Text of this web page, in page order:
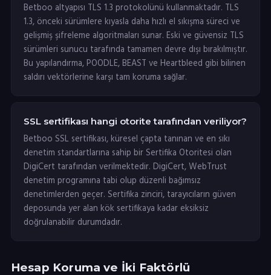
Betboo altyapısı TLS 1.3 protokolünü kullanmaktadır. TLS
1.3, önceki sürümlere kıyasla daha hızlı el sıkışma süreci ve
gelişmiş şifreleme algoritmaları sunar. Eski ve güvensiz TLS
sürümleri sunucu tarafında tamamen devre dışı bırakılmıştır.
Bu yapılandırma, POODLE, BEAST ve Heartbleed gibi bilinen
saldırı vektörlerine karşı tam koruma sağlar.
SSL sertifikası hangi otorite tarafından veriliyor?
Betboo SSL sertifikası, küresel çapta tanınan ve en sıkı
denetim standartlarına sahip bir Sertifika Otoritesi olan
DigiCert tarafından verilmektedir. DigiCert, WebTrust
denetim programına tabi olup düzenli bağımsız
denetimlerden geçer. Sertifika zinciri, tarayıcıların güven
deposunda yer alan kök sertifikaya kadar eksiksiz
doğrulanabilir durumdadır.
Hesap Koruma ve İki Faktörlü